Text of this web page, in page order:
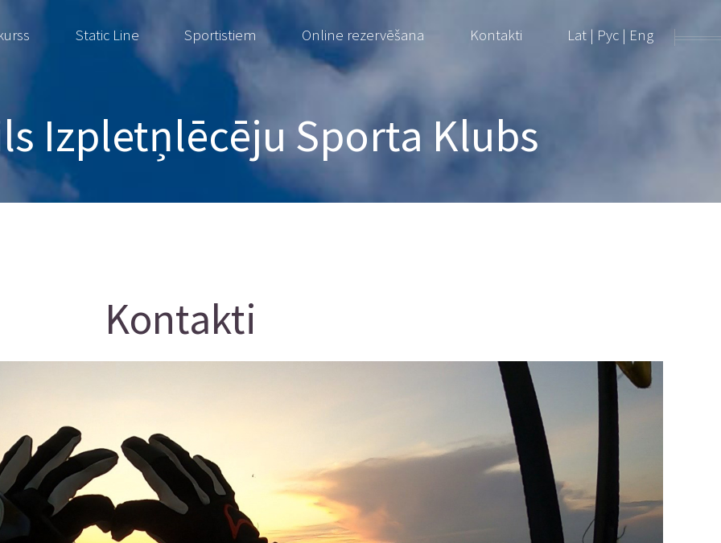
Izpletņlēcēju Sporta Klubs
Static Line Sportistiem Online rezervēšana Kontakti Lat | Рус | Eng
Kontakti